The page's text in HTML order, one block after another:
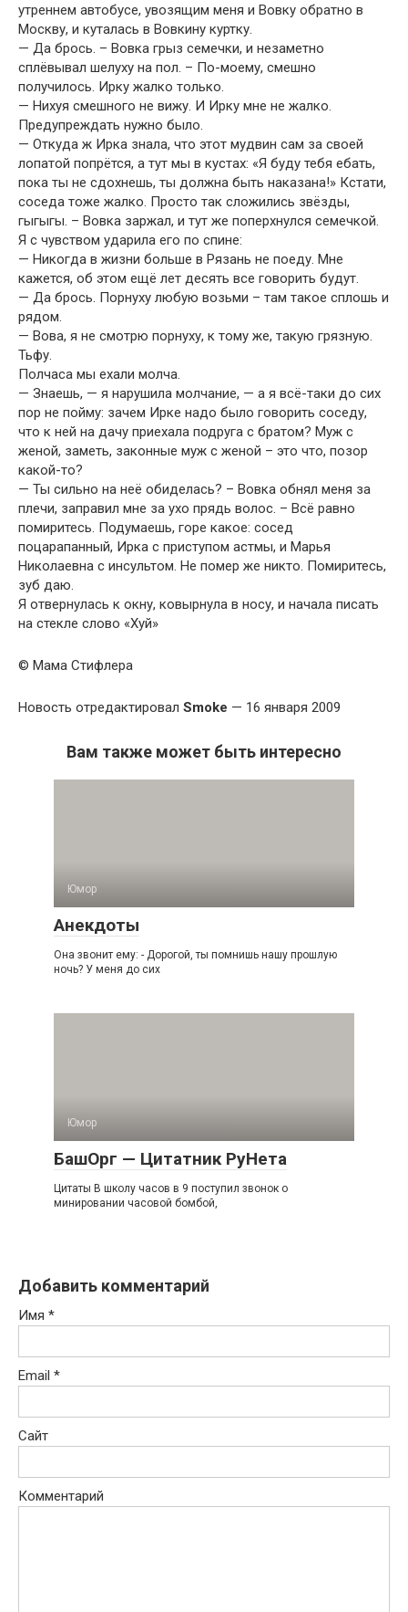
утреннем автобусе, увозящим меня и Вовку обратно в
Москву, и куталась в Вовкину куртку.
— Да брось. – Вовка грыз семечки, и незаметно
сплёвывал шелуху на пол. – По-моему, смешно
получилось. Ирку жалко только.
— Нихуя смешного не вижу. И Ирку мне не жалко.
Предупреждать нужно было.
— Откуда ж Ирка знала, что этот мудвин сам за своей
лопатой попрётся, а тут мы в кустах: «Я буду тебя ебать,
пока ты не сдохнешь, ты должна быть наказана!» Кстати,
соседа тоже жалко. Просто так сложились звёзды,
гыгыгы. – Вовка заржал, и тут же поперхнулся семечкой.
Я с чувством ударила его по спине:
— Никогда в жизни больше в Рязань не поеду. Мне
кажется, об этом ещё лет десять все говорить будут.
— Да брось. Порнуху любую возьми – там такое сплошь и
рядом.
— Вова, я не смотрю порнуху, к тому же, такую грязную.
Тьфу.
Полчаса мы ехали молча.
— Знаешь, — я нарушила молчание, — а я всё-таки до сих
пор не пойму: зачем Ирке надо было говорить соседу,
что к ней на дачу приехала подруга с братом? Муж с
женой, заметь, законные муж с женой – это что, позор
какой-то?
— Ты сильно на неё обиделась? – Вовка обнял меня за
плечи, заправил мне за ухо прядь волос. – Всё равно
помиритесь. Подумаешь, горе какое: сосед
поцарапанный, Ирка с приступом астмы, и Марья
Николаевна с инсультом. Не помер же никто. Помиритесь,
зуб даю.
Я отвернулась к окну, ковырнула в носу, и начала писать
на стекле слово «Хуй»
© Мама Стифлера
Новость отредактировал Smoke — 16 января 2009
Вам также может быть интересно
Юмор
Анекдоты
Она звонит ему: - Дорогой, ты помнишь нашу прошлую
ночь? У меня до сих
Юмор
БашОрг — Цитатник РуНета
Цитаты В школу часов в 9 поступил звонок о
минировании часовой бомбой,
Добавить комментарий
Имя *
Email *
Сайт
Комментарий